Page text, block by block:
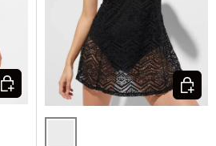
Izberi varianto Izberi